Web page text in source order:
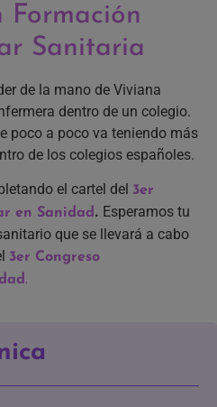
Formación
Sanitaria
de la mano de Viviana
dentro de un colegio.
poco a poco va teniendo más
de los colegios españoles.
el cartel del 3er
en Sanidad. Esperamos tu
que se llevará a cabo
3er Congreso
.